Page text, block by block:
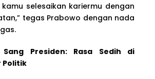
selesaikan kariermu dengan
tegas Prabowo dengan nada
Presiden: Rasa Sedih di
Politik